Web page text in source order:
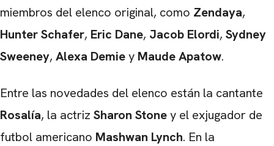
miembros del elenco original, como Zendaya,
Hunter Schafer, Eric Dane, Jacob Elordi, Sydney
Sweeney, Alexa Demiey Maude Apatow.
Entre las novedades del elenco están la cantante
Rosalía, la actriz Sharon Stoney el exjugador de
futbol americano Mashwan Lynch. En la